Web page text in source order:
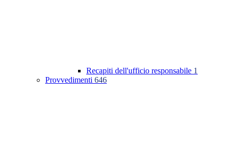
Recapiti dell'ufficio responsabile 1
Provvedimenti 646